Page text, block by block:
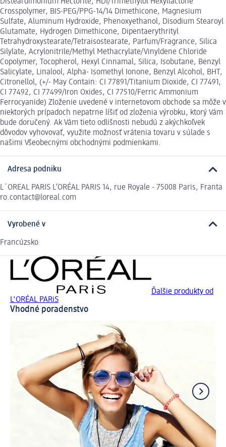
Crosspolymer, BIS-PEG/PPG-14/14 Dimethicone, Magnesium
Sulfate, Aluminum Hydroxide, Phenoxyethanol, Disodium Stearoyl
Glutamate, Hydrogen Dimethicone, Dipentaerythrityl
Tetrahydroxystearate/Tetraisostearate, Parfum/Fragrance, Silica
Silylate, Acrylonitrile/Methyl Methacrylate/Vinyldene Chloride
Copolymer, Tocopherol, Hexyl Cinnamal, Silica, Isobutane, Benzyl
Salicylate, Linalool, Alpha- Isomethyl Ionone, Benzyl Alcohol, BHT,
Citronellol, (+/- May Contain: CI 77891/Titanium Dioxide, CI 77491,
CI 77492, CI 77499/Iron Oxides, CI 77510/Ferric Ammonium
Ferrocyanide) Zloženie uvedené v internetovom obchode sa môže v
niektorých prípadoch nepatrne líšiť od zloženia výrobku, ktorý Vám
bude doručený. Ak Vám tieto odlišnosti nebudú z akýchkoľvek
dôvodov vyhovovať, využite možnosť vrátenia tovaru v súlade s
našimi Všeobecnými obchodnými podmienkami.
Adresa podniku
L´OREAL PARIS L’ORÉAL PARIS 14, rue Royale - 75008 Paris, Franta
ro.contact@loreal.com
Vyrobené v
Francúzsko
Ďalšie produkty od
L'ORÉAL PARiS
Vhodné poradenstvo